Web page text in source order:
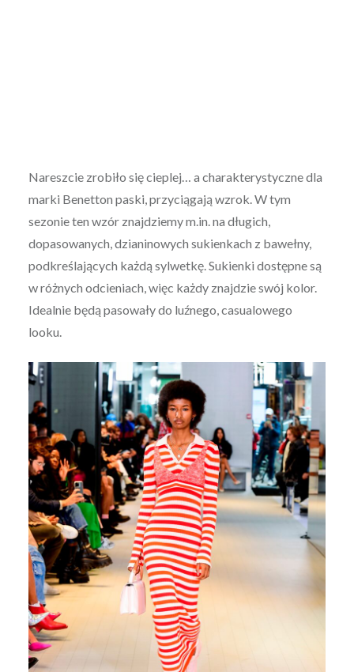
Nareszcie zrobiło się cieplej… a charakterystyczne dla
marki Benetton paski, przyciągają wzrok. W tym
sezonie ten wzór znajdziemy m.in. na długich,
dopasowanych, dzianinowych sukienkach z bawełny,
podkreślających każdą sylwetkę. Sukienki dostępne są
w różnych odcieniach, więc każdy znajdzie swój kolor.
Idealnie będą pasowały do luźnego, casualowego
looku.